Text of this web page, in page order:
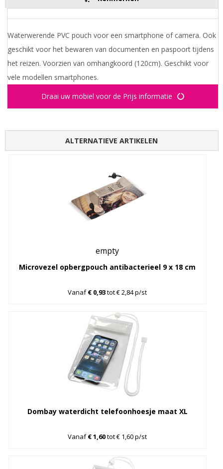
Waterwerende PVC pouch voor een smartphone of camera. Ook
geschikt voor het bewaren van documenten en paspoort tijdens
het reizen. Voorzien van omhangkoord (120cm). Geschikt voor
vele modellen smartphones.
Draai uw mobiel voor de Prijs informatie
ALTERNATIEVE ARTIKELEN
empty
Microvezel opbergpouch antibacterieel 9 x 18 cm
Vanaf€ 0,93tot € 2,84 p/st
Dombay waterdicht telefoonhoesje maat XL
Vanaf€ 1,60tot € 1,60 p/st